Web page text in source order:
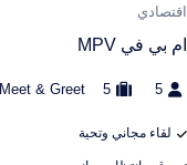
اقتصادي
ام بي في MPV
5
5
Meet & Greet
لقاء مجاني وتحية